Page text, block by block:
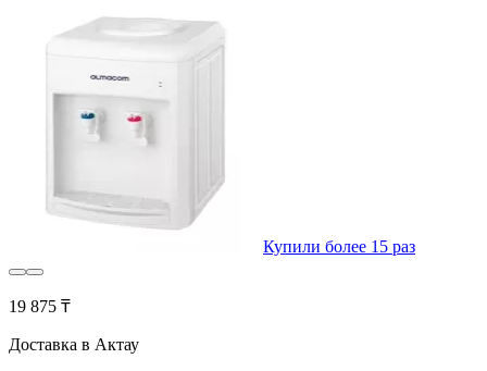
Купили более 15 раз
19 875 ₸
Доставка в Актау